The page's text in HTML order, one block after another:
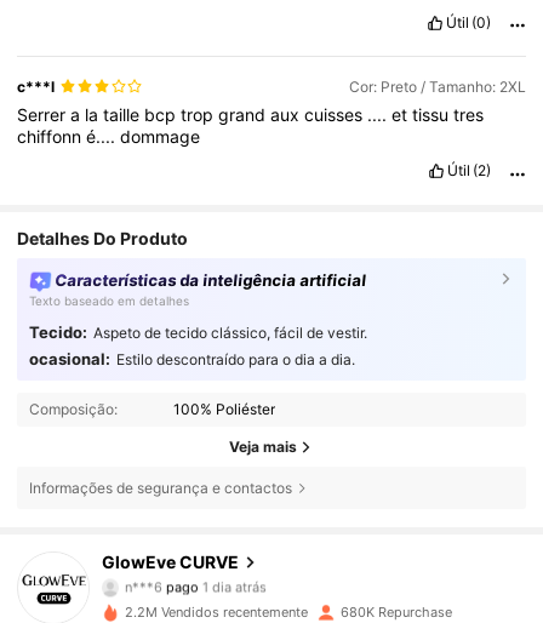
Útil (0)
c***l Cor: Preto / Tamanho: 2XL
Serrera lataille bcptropgrandauxcuisses ....ettissutres
chiffonné....dommage
Útil (2)
Detalhes Do Produto
Características da inteligência artificial
Texto baseado em detalhes
Tecido: Aspeto de tecido clássico, fácil de vestir.
ocasional: Estilo descontraído para o dia a dia.
Composição: 100% Poliéster
Veja mais
Informações de segurança e contactos
GlowEve CURVE
n***6pago1 dia atrás
t***0seguiu 10 minutos atrás
2.2M Vendidos recentemente 680K Repurchase